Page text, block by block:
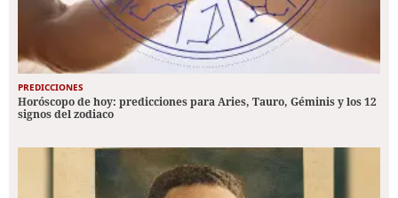
PREDICCIONES
Horóscopo de hoy: predicciones para Aries, Tauro, Géminis y los 12
signos del zodiaco